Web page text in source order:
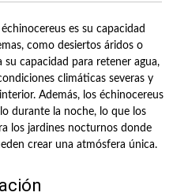
es su capacidad
como desiertos áridos o
su capacidad para retener agua,
climáticas severas y
Además, los échinocereus
durante la noche, lo que los
los jardines nocturnos donde
crear una atmósfera única.